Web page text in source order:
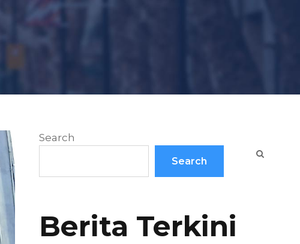
Search
Search
Berita Terkini